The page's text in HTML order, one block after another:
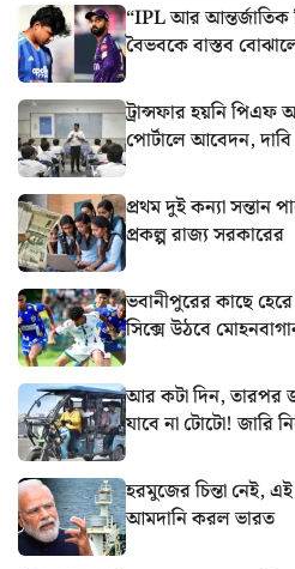
“IPL আর আন্তর্জাতিক
বৈভবকে বাস্তব
ট্রান্সফার হয়নি পিএফ
পোর্টালে আবেদন,
প্রথম দুই কন্যা সন্তান
প্রকল্প রাজ্য সরকারের
ভবানীপুরের কাছে
সিক্সে উঠবে
আর কটা দিন, তারপর
যাবে না টোটো! জারি
হরমুজের চিন্তা নেই,
আমদানি করল ভারত